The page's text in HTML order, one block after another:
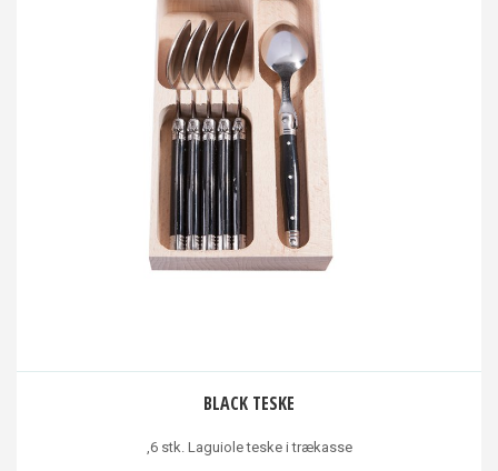
BLACK TESKE
,6 stk. Laguiole teske i trækasse